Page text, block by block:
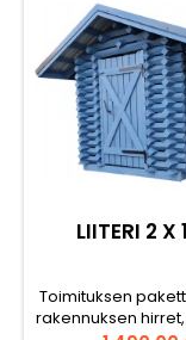
LIITERI 2 X
Toimituksen
rakennuksen